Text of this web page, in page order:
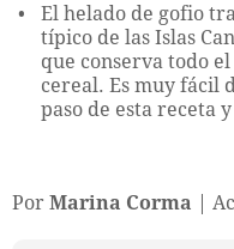
El helado de gofio
típico de las Islas
que conserva todo
cereal. Es muy fácil
paso de esta receta
Por Marina Corma